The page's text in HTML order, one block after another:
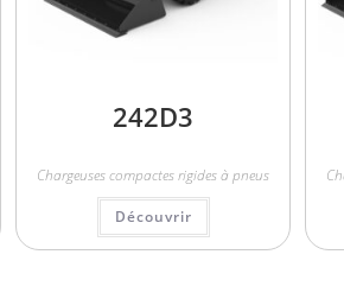
242D3
Chargeuses compactes rigides à pneus
Découvrir